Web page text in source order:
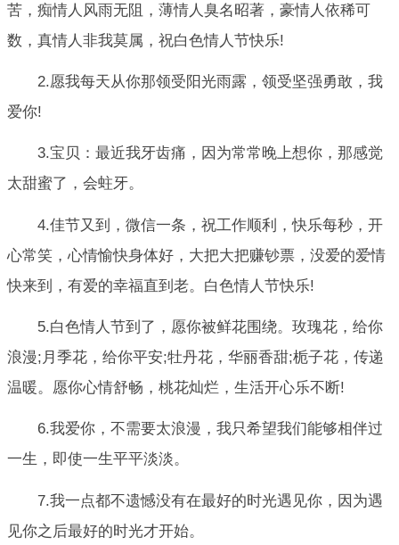
苦，痴情人风雨无阻，薄情人臭名昭著，豪情人依稀可
数，真情人非我莫属，祝白色情人节快乐!
2.愿我每天从你那领受阳光雨露，领受坚强勇敢，我
爱你!
3.宝贝：最近我牙齿痛，因为常常晚上想你，那感觉
太甜蜜了，会蛀牙。
4.佳节又到，微信一条，祝工作顺利，快乐每秒，开
心常笑，心情愉快身体好，大把大把赚钞票，没爱的爱情
快来到，有爱的幸福直到老。白色情人节快乐!
5.白色情人节到了，愿你被鲜花围绕。玫瑰花，给你
浪漫;月季花，给你平安;牡丹花，华丽香甜;栀子花，传递
温暖。愿你心情舒畅，桃花灿烂，生活开心乐不断!
6.我爱你，不需要太浪漫，我只希望我们能够相伴过
一生，即使一生平平淡淡。
7.我一点都不遗憾没有在最好的时光遇见你，因为遇
见你之后最好的时光才开始。